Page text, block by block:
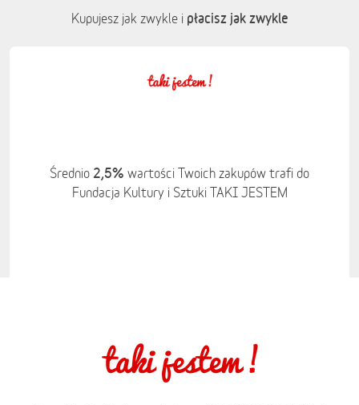
Kupujesz jak zwykle i płacisz jak zwykle
Średnio 2,5% wartości Twoich zakupów trafi do
Fundacja Kultury i Sztuki TAKI JESTEM